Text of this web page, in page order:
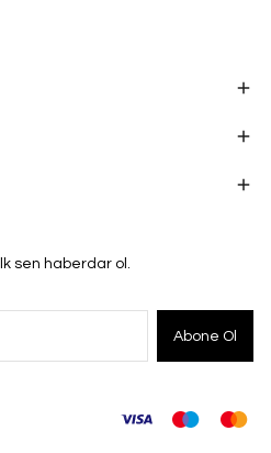
sen haberdar ol.
Abone Ol